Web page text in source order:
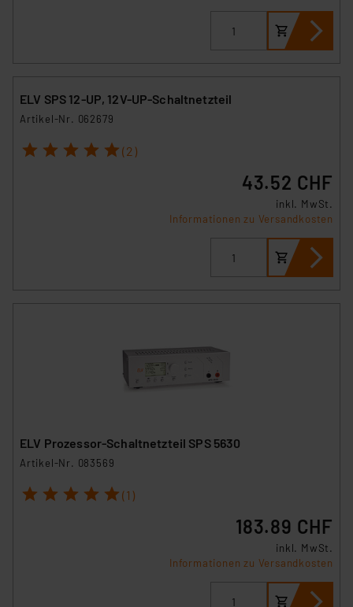
ELV SPS 12-UP, 12V-UP-Schaltnetzteil
Artikel-Nr. 062679
1 2 3 4 5 (2)
43.52 CHF
inkl. MwSt.
Informationen zu Versandkosten
ELV Prozessor-Schaltnetzteil SPS 5630
Artikel-Nr. 083569
1 2 3 4 5 (1)
183.89 CHF
inkl. MwSt.
Informationen zu Versandkosten